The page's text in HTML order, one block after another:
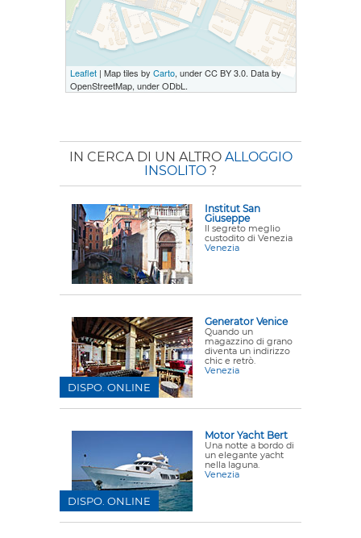
Leaflet| Map tiles by Carto, under CC BY 3.0. Data by
OpenStreetMap, under ODbL.
IN CERCA DI UN ALTRO ALLOGGIO
INSOLITO ?
Institut San
Giuseppe
Il segreto meglio
custodito di Venezia
Venezia
Generator Venice
Quando un
magazzino di grano
diventa un indirizzo
chic e retrò.
Venezia
DISPO. ONLINE
Motor Yacht Bert
Una notte a bordo di
un elegante yacht
nella laguna.
Venezia
DISPO. ONLINE